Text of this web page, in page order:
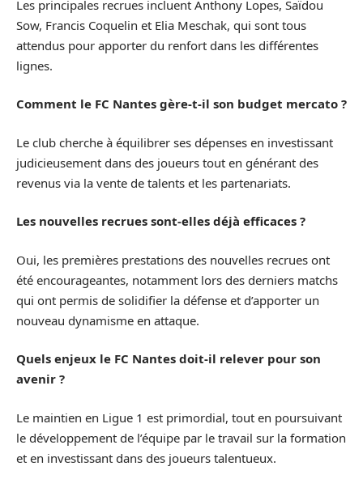
Les principales recrues incluent Anthony Lopes, Saïdou
Sow, Francis Coquelin et Elia Meschak, qui sont tous
attendus pour apporter du renfort dans les différentes
lignes.
Comment le FC Nantes gère-t-il son budget mercato ?
Le club cherche à équilibrer ses dépenses en investissant
judicieusement dans des joueurs tout en générant des
revenus via la vente de talents et les partenariats.
Les nouvelles recrues sont-elles déjà efficaces ?
Oui, les premières prestations des nouvelles recrues ont
été encourageantes, notamment lors des derniers matchs
qui ont permis de solidifier la défense et d’apporter un
nouveau dynamisme en attaque.
Quels enjeux le FC Nantes doit-il relever pour son
avenir ?
Le maintien en Ligue 1 est primordial, tout en poursuivant
le développement de l’équipe par le travail sur la formation
et en investissant dans des joueurs talentueux.